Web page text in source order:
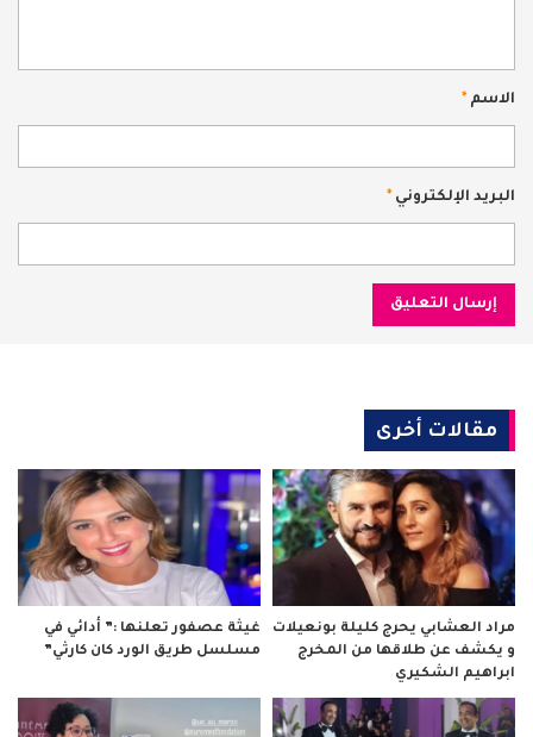
الاسم *
البريد الإلكتروني *
مقالات أخرى
مراد العشابي يحرج كليلة بونعيلات
و يكشف عن طلاقها من المخرج
ابراهيم الشكيري
غيثة عصفور تعلنها :” أدائي في
مسلسل طريق الورد كان كارثي”